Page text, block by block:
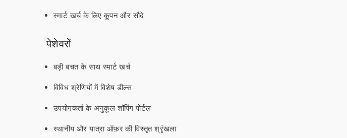
स्मार्ट खर्च के लिए कूपन और सौदे
पेशेवरों
बड़ी बचत के साथ स्मार्ट खर्च
विविध श्रेणियों में विशेष डील्स
उपयोगकर्ता के अनुकूल शॉपिंग पोर्टल
स्थानीय और यात्रा ऑफ़र की विस्तृत श्रृंखला